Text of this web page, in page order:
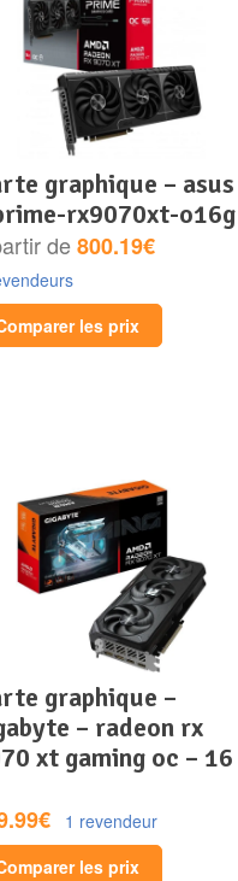
rx9070xt-o16g
de800.19€
les prix
– radeon rx
xt gaming oc – 16
1 revendeur
les prix